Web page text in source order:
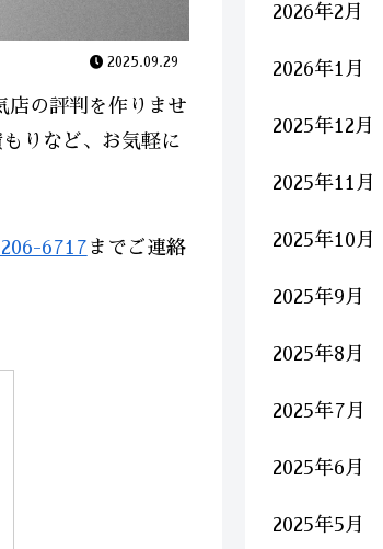
2025.09.29
の評判を作りませ
りなど、お気軽に
6717 までご連絡
2026年2月
2026年1月
2025年12月
2025年11月
2025年10月
2025年9月
2025年8月
2025年7月
2025年6月
2025年5月